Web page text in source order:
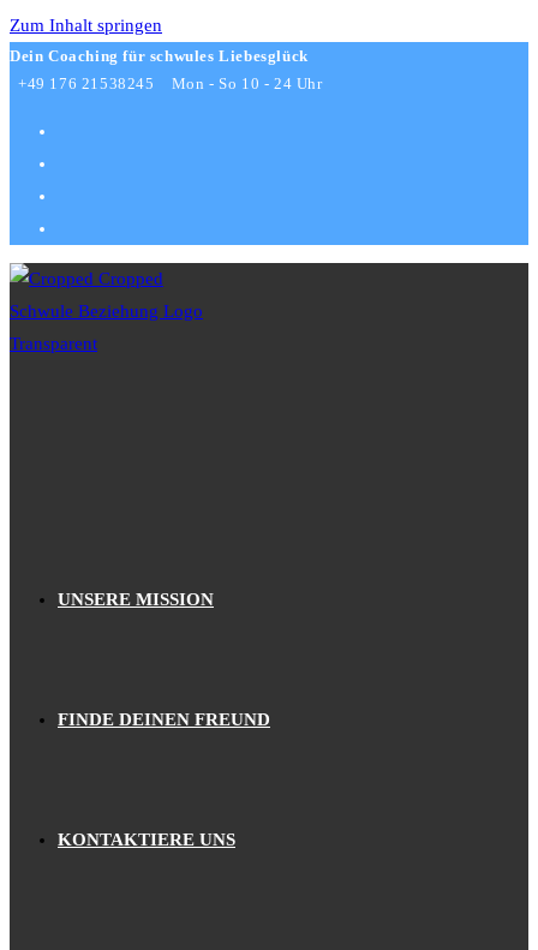
Zum Inhalt springen
Dein Coaching für schwules Liebesglück
+49 176 21538245
Mon - So 10 - 24 Uhr
UNSERE MISSION
FINDE DEINEN FREUND
KONTAKTIERE UNS